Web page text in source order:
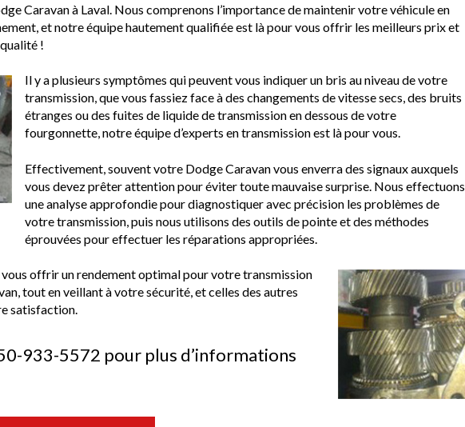
Caravan à Laval. Nous comprenons l’importance de maintenir votre véhicule en
et notre équipe hautement qualifiée est là pour vous offrir les meilleurs prix et
!
Il y a plusieurs symptômes qui peuvent vous indiquer un bris au niveau de votre
transmission, que vous fassiez face à des changements de vitesse secs, des bruits
étranges ou des fuites de liquide de transmission en dessous de votre
fourgonnette, notre équipe d’experts en transmission est là pour vous.
Effectivement, souvent votre Dodge Caravan vous enverra des signaux auxquels
vous devez prêter attention pour éviter toute mauvaise surprise. Nous effectuons
une analyse approfondie pour diagnostiquer avec précision les problèmes de
votre transmission, puis nous utilisons des outils de pointe et des méthodes
éprouvées pour effectuer les réparations appropriées.
offrir un rendement optimal pour votre transmission
tout en veillant à votre sécurité, et celles des autres
satisfaction.
933-5572 pour plus d’informations